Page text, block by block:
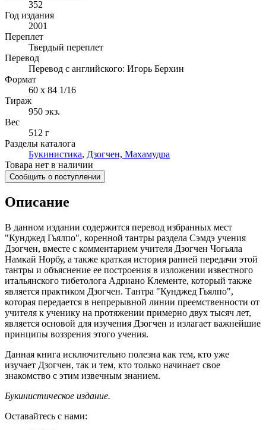
352
Год издания
2001
Переплет
Твердый переплет
Перевод
Перевод с английского: Игорь Берхин
Формат
60 x 84 1/16
Тираж
950 экз.
Вес
512 г
Разделы каталога
Букинистика, Дзогчен, Махамудра
Товара нет в наличии
Сообщить о поступлении
Описание
В данном издании содержится перевод избранных мест
"Кунджед Гьялпо", коренной тантры раздела Сэмдэ учения
Дзогчен, вместе с комментарием учителя Дзогчен Чогьяла
Намкай Норбу, а также краткая история ранней передачи этой
тантры и объяснение ее построения в изложении известного
итальянского тибетолога Адриано Клементе, который также
является практиком Дзогчен. Тантра "Кунджед Гьялпо",
которая передается в непрерывной линии преемственности от
учителя к ученику на протяжении примерно двух тысяч лет,
является основой для изучения Дзогчен и излагает важнейшие
принципы воззрения этого учения.
Данная книга исключительно полезна как тем, кто уже
изучает Дзогчен, так и тем, кто только начинает свое
знакомство с этим извечным знанием.
Букинистическое издание.
Оставайтесь с нами: